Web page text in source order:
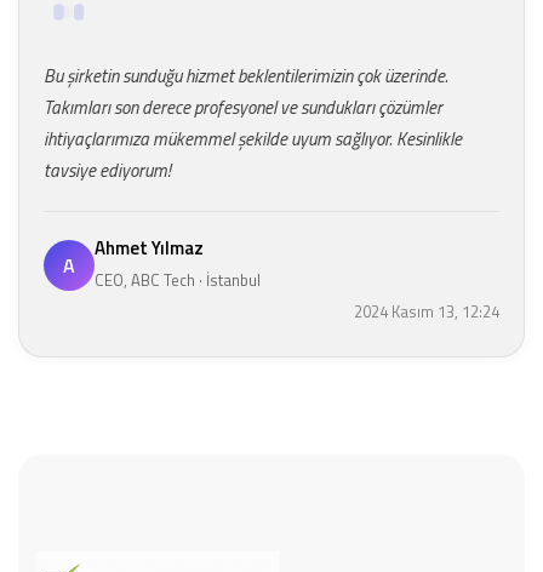
Bu şirketin sunduğu hizmet beklentilerimizin çok üzerinde.
Takımları son derece profesyonel ve sundukları çözümler
ihtiyaçlarımıza mükemmel şekilde uyum sağlıyor. Kesinlikle
tavsiye ediyorum!
A
Ahmet Yılmaz
CEO, ABC Tech · İstanbul
2024 Kasım 13, 12:24